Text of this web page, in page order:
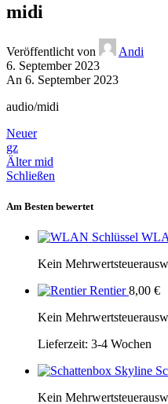
midi
Veröffentlicht von
Andi
6. September 2023
An 6. September 2023
audio/midi
Neuer
gz
Älter mid
Schließen
Am Besten bewertet
Kein
Rentier8,00 €
Kein
Lieferzeit: 3-4 Wochen
Kein